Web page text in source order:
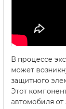
В процессе
может
защитного
Этот
автомобиля